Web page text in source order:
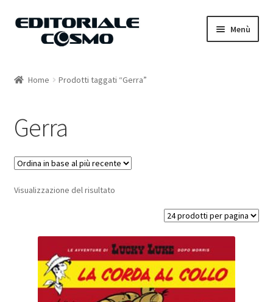
Vai
Vai
Menù
Carrello
Il mio account
Home Prodotti taggati “Gerra”
Gerra
Visualizzazione del risultato